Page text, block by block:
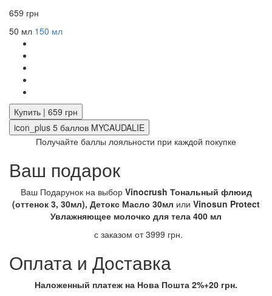
659 грн
50 мл 150 мл
Купить | 659 грн
icon_plus 5 баллов MYCAUDALIE
Получайте баллы лояльности при каждой покупке
Ваш подарок
Ваш Подарунок на выборVinocrush Тональный флюид
(оттенок 3, 30мл), Детокс Масло 30мл или Vinosun Protect
Увлажняющее молочко для тела 400 мл
с заказом от 3999 грн.
Оплата и Доставка
Наложенный платеж на Нова Пошта 2%+20 грн.